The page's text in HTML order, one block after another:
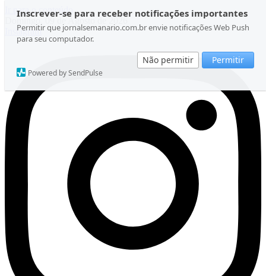
Inscrever-se para receber notificações importantes
Permitir que jornalsemanario.com.br envie notificações Web Push
para seu computador.
Não permitir Permitir
Powered by SendPulse
Ir para o conteúdo
Domingo, 09 de Agosto de 2026
Instagram